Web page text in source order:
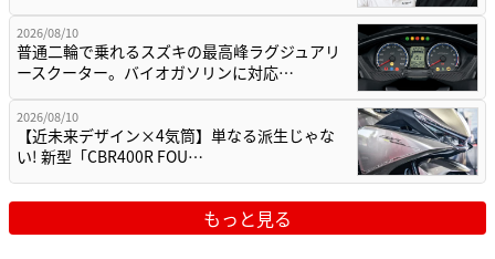
2026/08/10
普通二輪で乗れるスズキの最高峰ラグジュアリ
ースクーター。バイオガソリンに対応…
2026/08/10
【近未来デザイン×4気筒】単なる派生じゃな
い! 新型「CBR400R FOU…
もっと見る